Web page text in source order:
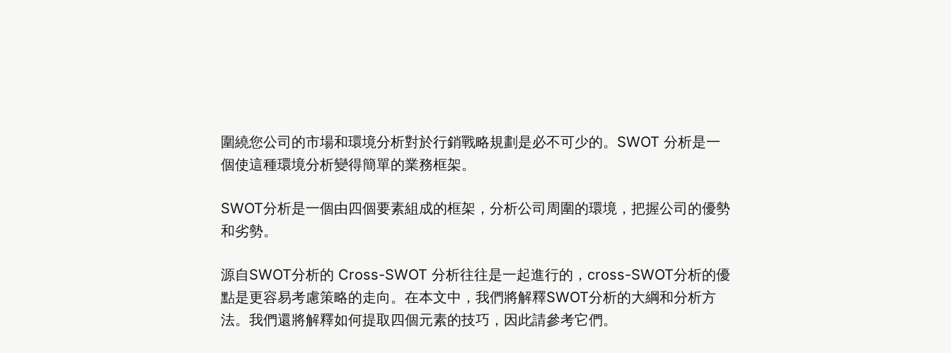
圍繞您公司的市場和環境分析對於行銷戰略規劃是必不可少的。SWOT 分析是一
個使這種環境分析變得簡單的業務框架。
SWOT分析是一個由四個要素組成的框架，分析公司周圍的環境，把握公司的優勢
和劣勢。
源自SWOT分析的 Cross-SWOT 分析往往是一起進行的，cross-SWOT分析的優
點是更容易考慮策略的走向。在本文中，我們將解釋SWOT分析的大綱和分析方
法。我們還將解釋如何提取四個元素的技巧，因此請參考它們。